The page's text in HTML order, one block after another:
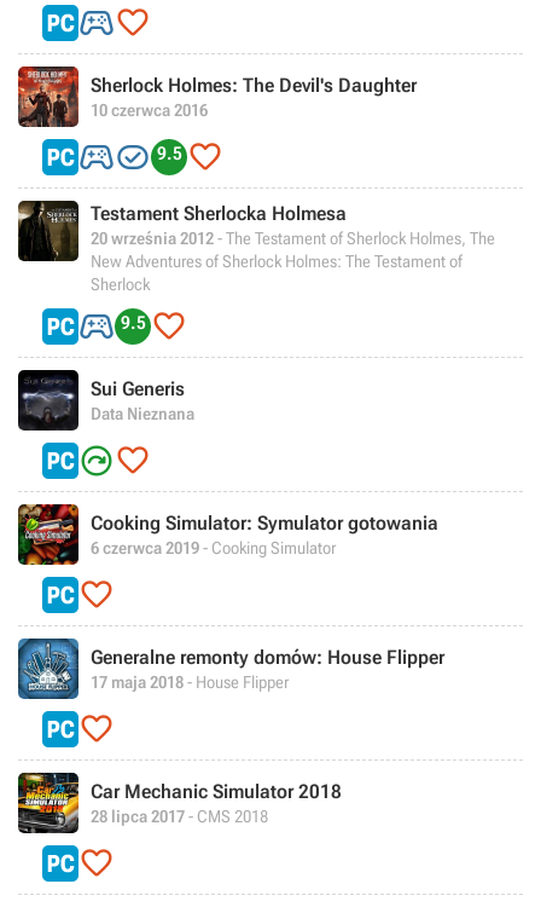

Sherlock Holmes: The Devil's Daughter
10 czerwca 2016
 9.5 
Testament Sherlocka Holmesa
20 września 2012- The Testament of Sherlock Holmes, The
New Adventures of Sherlock Holmes: The Testament of
Sherlock
 9.5 
Sui Generis
Data Nieznana

Cooking Simulator: Symulator gotowania
6 czerwca 2019- Cooking Simulator

Generalne remonty domów: House Flipper
17 maja 2018- House Flipper

Car Mechanic Simulator 2018
28 lipca 2017- CMS 2018
